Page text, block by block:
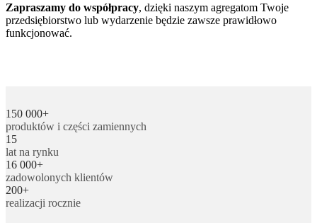
Zapraszamy do współpracy, dzięki naszym agregatom Twoje
przedsiębiorstwo lub wydarzenie będzie zawsze prawidłowo
funkcjonować.
150 000+
produktów i części zamiennych
15
lat na rynku
16 000+
zadowolonych klientów
200+
realizacji rocznie